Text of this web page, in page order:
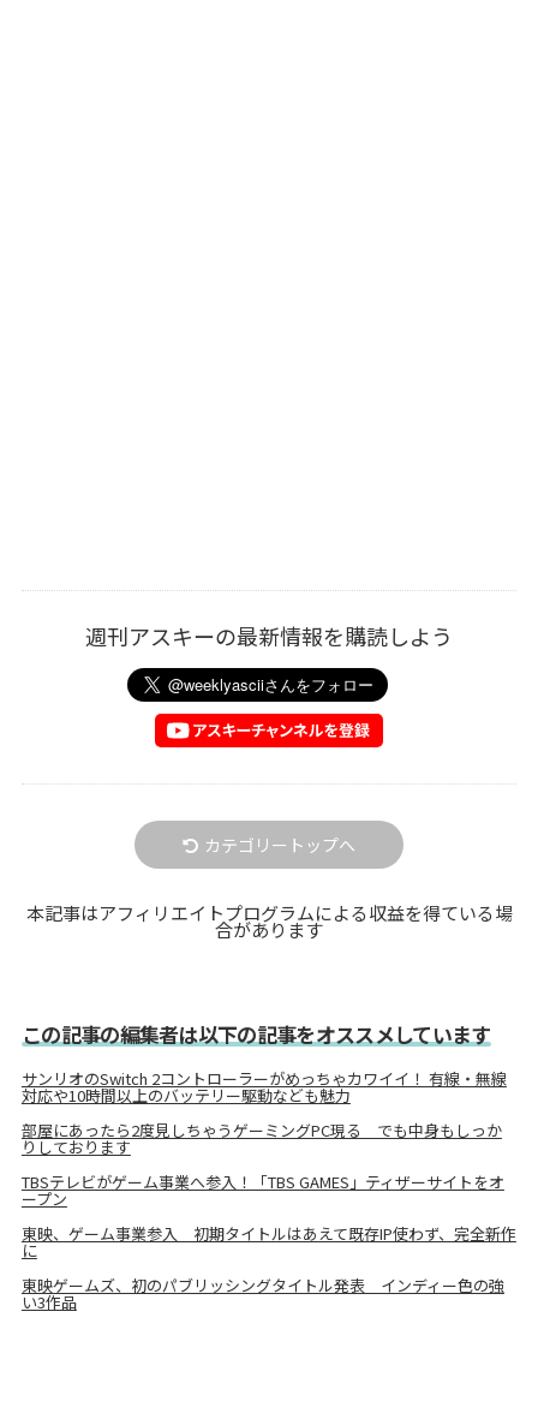
週刊アスキーの最新情報を購読しよう
カテゴリートップへ
本記事はアフィリエイトプログラムによる収益を得ている場
合があります
この記事の編集者は以下の記事をオススメしています
サンリオのSwitch 2コントローラーがめっちゃカワイイ！ 有線・無線
対応や10時間以上のバッテリー駆動なども魅力
部屋にあったら2度見しちゃうゲーミングPC現る でも中身もしっか
りしております
TBSテレビがゲーム事業へ参入！「TBS GAMES」ティザーサイトをオ
ープン
東映、ゲーム事業参入 初期タイトルはあえて既存IP使わず、完全新作
に
東映ゲームズ、初のパブリッシングタイトル発表 インディー色の強
い3作品